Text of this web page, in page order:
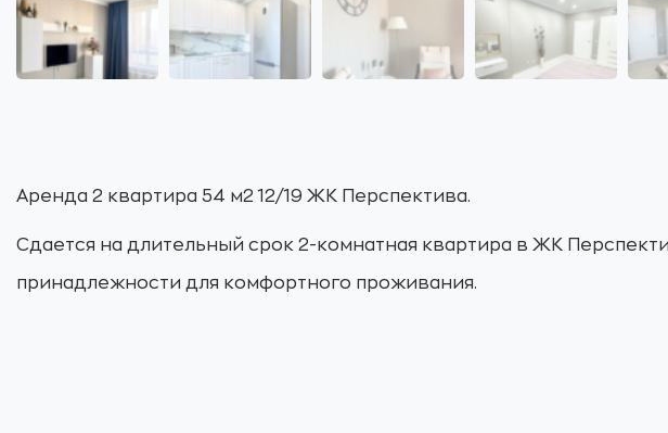
Аренда 2 квартира 54 м2 12/19 ЖК Перспектива.
Сдается на длительный срок 2-комнатная квартира в ЖК
принадлежности для комфортного проживания.